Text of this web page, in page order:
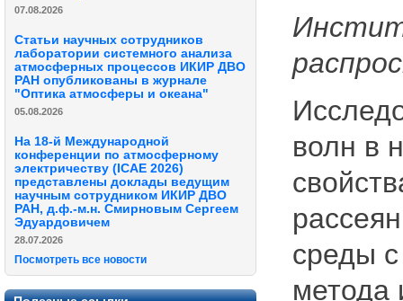
07.08.2026
Статьи научных сотрудников
лаборатории системного анализа
атмосферных процессов ИКИР ДВО
РАН опубликованы в журнале
"Оптика атмосферы и океана"
05.08.2026
На 18-й Международной
конференции по атмосферному
электричеству (ICAE 2026)
представлены доклады ведущим
научным сотрудником ИКИР ДВО
РАН, д.ф.-м.н. Смирновым Сергеем
Эдуардовичем
28.07.2026
Посмотреть все новости
волн в
среды
метода